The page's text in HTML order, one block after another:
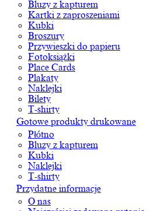
Bluzy z kapturem
Kartki z zaproszeniami
Kubki
Broszury
Przywieszki do papieru
Fotoksiążki
Place Cards
Plakaty
Naklejki
Bilety
T-shirty
Gotowe produkty drukowane
Płótno
Bluzy z kapturem
Kubki
Naklejki
T-shirty
Przydatne informacje
O nas